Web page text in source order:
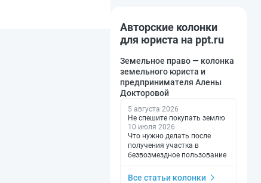
Авторские колонки
для юриста на ppt.ru
Земельное право — колонка
земельного юриста и
предпринимателя Алены
Докторовой
5 августа 2026
Не спешите покупать землю
10 июля 2026
Что нужно делать после
получения участка в
безвозмездное пользование
Все статьи колонки